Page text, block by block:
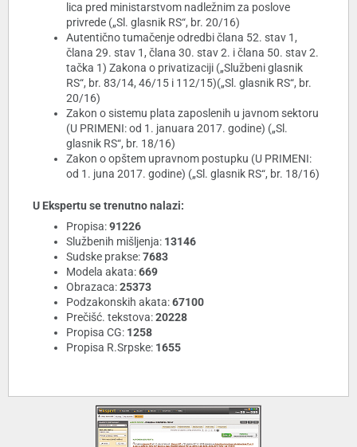
lica pred ministarstvom nadležnim za poslove
privrede („Sl. glasnik RS“, br. 20/16)
Autentično tumačenje odredbi člana 52. stav 1,
člana 29. stav 1, člana 30. stav 2. i člana 50. stav 2.
tačka 1) Zakona o privatizaciji („Službeni glasnik
RS“, br. 83/14, 46/15 i 112/15)(„Sl. glasnik RS“, br.
20/16)
Zakon o sistemu plata zaposlenih u javnom sektoru
(U PRIMENI: od 1. januara 2017. godine) („Sl.
glasnik RS“, br. 18/16)
Zakon o opštem upravnom postupku (U PRIMENI:
od 1. juna 2017. godine) („Sl. glasnik RS“, br. 18/16)
U Ekspertu se trenutno nalazi:
Propisa:91226
Službenih mišljenja: 13146
Sudske prakse:7683
Modela akata:669
Obrazaca:25373
Podzakonskih akata:67100
Prečišć. tekstova:20228
Propisa CG: 1258
Propisa R.Srpske: 1655